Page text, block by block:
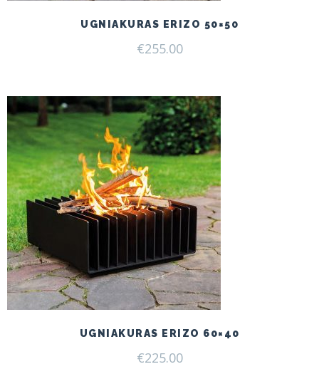
UGNIAKURAS ERIZO 50×50
€255.00
UGNIAKURAS ERIZO 60×40
€225.00